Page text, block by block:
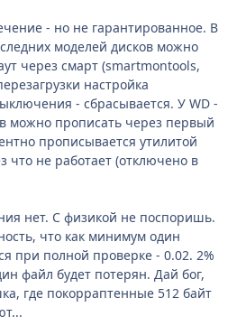
- но не гарантированное. В
моделей дисков можно
через смарт (smartmontools,
настройка
- сбрасывается. У WD -
можно прописать через первый
прописывается утилитой
что не работает (отключено в
нет. С физикой не поспоришь.
что как минимум один
при полной проверке - 0.02. 2%
файл будет потерян. Дай бог,
где покорраптенные 512 байт